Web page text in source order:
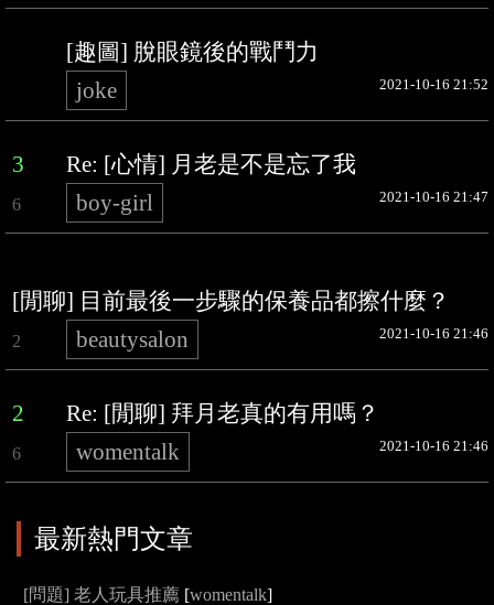
[趣圖] 脫眼鏡後的戰鬥力
joke
2021-10-16 21:52
3 Re: [心情] 月老是不是忘了我
6 boy-girl 2021-10-16 21:47
[閒聊] 目前最後一步驟的保養品都擦什麼？
2 beautysalon 2021-10-16 21:46
2 Re: [閒聊] 拜月老真的有用嗎？
6 womentalk 2021-10-16 21:46
最新熱門文章
[問題] 老人玩具推薦 [womentalk]